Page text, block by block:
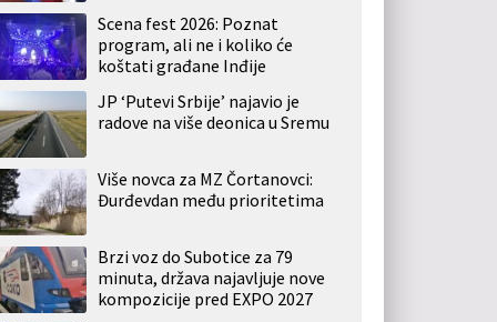
Scena fest 2026: Poznat
program, ali ne i koliko će
koštati građane Inđije
JP ‘Putevi Srbije’ najavio je
radove na više deonica u Sremu
Više novca za MZ Čortanovci:
Đurđevdan među prioritetima
Brzi voz do Subotice za 79
minuta, država najavljuje nove
kompozicije pred EXPO 2027